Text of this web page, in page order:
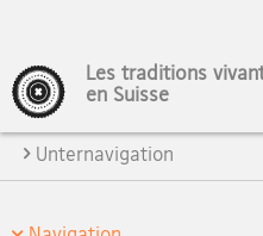
Les traditions
en Suisse
Navigation
Unternavigation